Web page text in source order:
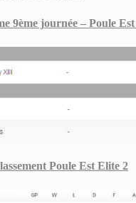
9ème journée – Poule
Poule Est Elite 2